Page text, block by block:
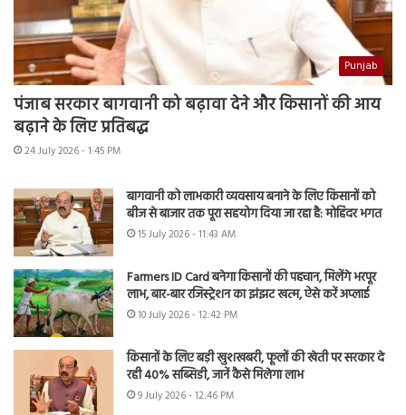
Punjab
पंजाब सरकार बागवानी को बढ़ावा देने और किसानों की आय
बढ़ाने के लिए प्रतिबद्ध
24 July 2026 - 1:45 PM
बागवानी को लाभकारी व्यवसाय बनाने के लिए किसानों को
बीज से बाजार तक पूरा सहयोग दिया जा रहा है: मोहिंदर भगत
15 July 2026 - 11:43 AM
Farmers ID Card बनेगा किसानों की पहचान, मिलेंगे भरपूर
लाभ, बार-बार रजिस्ट्रेशन का झंझट खत्म, ऐसे करें अप्लाई
10 July 2026 - 12:42 PM
किसानों के लिए बड़ी खुशखबरी, फूलों की खेती पर सरकार दे
रही 40% सब्सिडी, जानें कैसे मिलेगा लाभ
9 July 2026 - 12:46 PM